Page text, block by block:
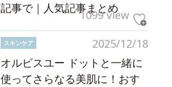
記事で｜人気記事まとめ
1099 view
2025/12/18
スキンケア
オルビスユー ドットと一緒に
使ってさらなる美肌に！おす